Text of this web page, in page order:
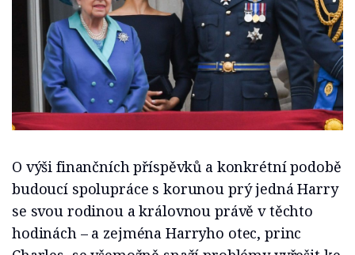
O výši finančních příspěvků a konkrétní podobě
budoucí spolupráce s korunou prý jedná Harry
se svou rodinou a královnou právě v těchto
hodinách – a zejména Harryho otec, princ